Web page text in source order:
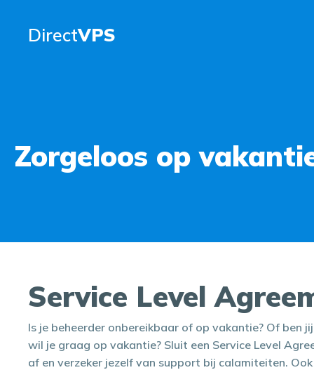
DirectVPS
Zorgeloos op
Service Level
Is je beheerder onbereikbaar of op vakantie? Of ben
wil je graag op vakantie? Sluit een Service Level
af en verzeker jezelf van support bij calamiteiten.